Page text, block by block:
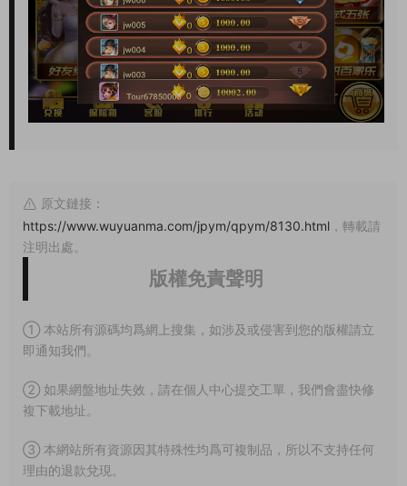
原文鏈接：
https://www.wuyuanma.com/jpym/qpym/8130.html ，轉載請
注明出處。
版權免責聲明
① 本站所有源碼均爲網上搜集，如涉及或侵害到您的版權請立
即通知我們。
② 如果網盤地址失效，請在個人中心提交工單，我們會盡快修
複下載地址。
③ 本網站所有資源因其特殊性均爲可複制品，所以不支持任何
理由的退款兌現。